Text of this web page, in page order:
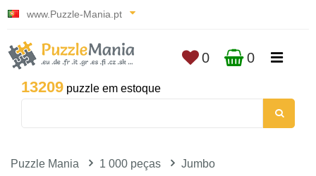
www.Puzzle-Mania.pt
13209 puzzle em estoque
0 0
Puzzle Mania 1 000 peças
Jumbo